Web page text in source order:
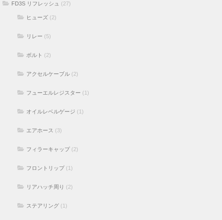
FD3S リフレッシュ (27)
ヒューズ (2)
リレー (5)
ボルト (2)
アクセルケーブル (2)
フューエルレジスター (1)
オイルレベルゲージ (1)
エアホース (3)
フィラーキャップ (2)
フロントリップ (1)
リアハッチ周り (2)
ステアリング (1)